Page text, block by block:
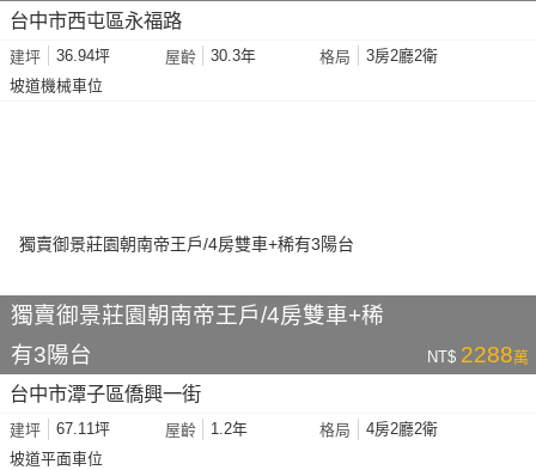
台中市西屯區永福路
建坪 36.94坪 屋齡 30.3年 格局
3房2廳2衛
坡道機械車位
獨賣御景莊園朝南帝王戶/4房雙車+稀
有3陽台
NT$ 2288萬
台中市潭子區僑興一街
建坪 67.11坪 屋齡 1.2年 格局
4房2廳2衛
坡道平面車位